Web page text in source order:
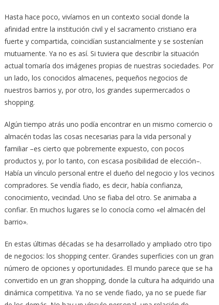
Hasta hace poco, vivíamos en un contexto social donde la
afinidad entre la institución civil y el sacramento cristiano era
fuerte y compartida, coincidían sustancialmente y se sostenían
mutuamente. Ya no es así. Si tuviera que describir la situación
actual tomaría dos imágenes propias de nuestras sociedades. Por
un lado, los conocidos almacenes, pequeños negocios de
nuestros barrios y, por otro, los grandes supermercados o
shopping.
Algún tiempo atrás uno podía encontrar en un mismo comercio o
almacén todas las cosas necesarias para la vida personal y
familiar –es cierto que pobremente expuesto, con pocos
productos y, por lo tanto, con escasa posibilidad de elección–.
Había un vínculo personal entre el dueño del negocio y los vecinos
compradores. Se vendía fiado, es decir, había confianza,
conocimiento, vecindad. Uno se fiaba del otro. Se animaba a
confiar. En muchos lugares se lo conocía como «el almacén del
barrio».
En estas últimas décadas se ha desarrollado y ampliado otro tipo
de negocios: los shopping center. Grandes superficies con un gran
número de opciones y oportunidades. El mundo parece que se ha
convertido en un gran shopping, donde la cultura ha adquirido una
dinámica competitiva. Ya no se vende fiado, ya no se puede fiar